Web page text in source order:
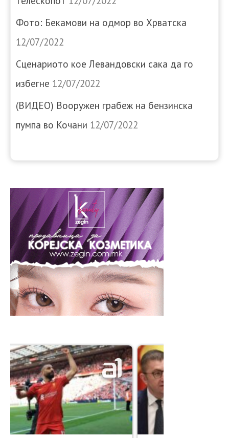
Фото: Бекамови на одмор во Хрватска
12/07/2022
Сценариото кое Левандовски сака да го
избегне 12/07/2022
(ВИДЕО) Вооружен грабеж на бензинска
пумпа во Кочани 12/07/2022